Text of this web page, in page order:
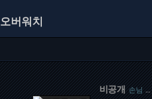
오버워치
비공개 손님 …